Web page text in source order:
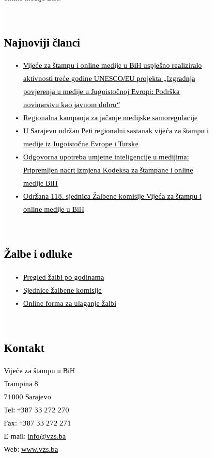
Najnoviji članci
Vijeće za štampu i online medije u BiH uspješno realiziralo
aktivnosti treće godine UNESCO/EU projekta „Izgradnja
povjerenja u medije u Jugoistočnoj Evropi: Podrška
novinarstvu kao javnom dobru“
Regionalna kampanja za jačanje medijske samoregulacije
U Sarajevu održan Peti regionalni sastanak vijeća za štampu i
medije iz Jugoistočne Evrope i Turske
Odgovorna upotreba umjetne inteligencije u medijima:
Pripremljen nacrt izmjena Kodeksa za štampane i online
medije BiH
Održana 118. sjednica Žalbene komisije Vijeća za štampu i
online medije u BiH
Žalbe i odluke
Pregled žalbi po godinama
Sjednice žalbene komisije
Online forma za ulaganje žalbi
Kontakt
Vijeće za štampu u BiH
Trampina 8
71000 Sarajevo
Tel: +387 33 272 270
Fax: +387 33 272 271
E-mail: info@vzs.ba
Web: www.vzs.ba